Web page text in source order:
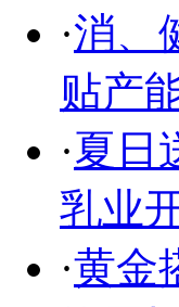
·消、
贴产
·夏日
乳业
·黄金